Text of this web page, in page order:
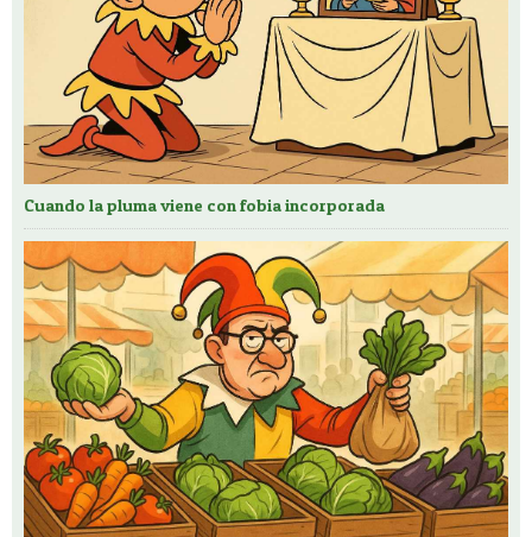
Cuando la pluma viene con fobia incorporada